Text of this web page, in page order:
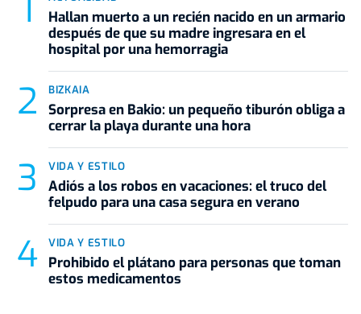
Hallan muerto a un recién nacido en un armario
después de que su madre ingresara en el
hospital por una hemorragia
BIZKAIA
Sorpresa en Bakio: un pequeño tiburón obliga a
cerrar la playa durante una hora
VIDA Y ESTILO
Adiós a los robos en vacaciones: el truco del
felpudo para una casa segura en verano
VIDA Y ESTILO
Prohibido el plátano para personas que toman
estos medicamentos